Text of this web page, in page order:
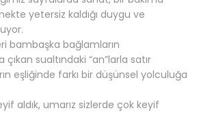
yetersiz kaldığı duygu ve
bambaşka bağlamların
sualtındaki “an”larla satır
eşliğinde farkı bir düşünsel yolculuğa
aldık, umarız sizlerde çok keyif